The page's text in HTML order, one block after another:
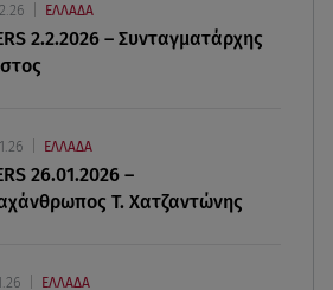
πασίγνωστη μαρμελάδα
του Αυγούστου -
στα λιμάνια
ΕΛΛΑΔΑ
2.2.2026 – Συνταγματάρχης
ΕΛΛΑΔΑ
26.01.2026 –
Τ. Χατζαντώνης
ΕΛΛΑΔΑ